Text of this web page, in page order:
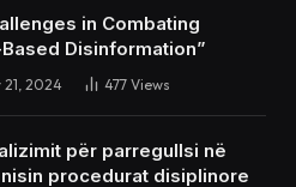
in Combating
Disinformation”
21, 2024 477 Views
për parregullsi në
nisin procedurat disiplinore